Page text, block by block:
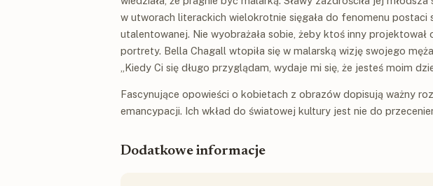
w utworach literackich wielokrotnie sięgała do fenomenu postaci
utalentowanej. Nie wyobrażała sobie, żeby ktoś inny projektował
portrety. Bella Chagall wtopiła się w malarską wizję swojego
„Kiedy Ci się długo przyglądam, wydaje mi się, że jesteś moim
Fascynujące opowieści o kobietach z obrazów dopisują ważny
emancypacji. Ich wkład do światowej kultury jest nie do
Dodatkowe informacje